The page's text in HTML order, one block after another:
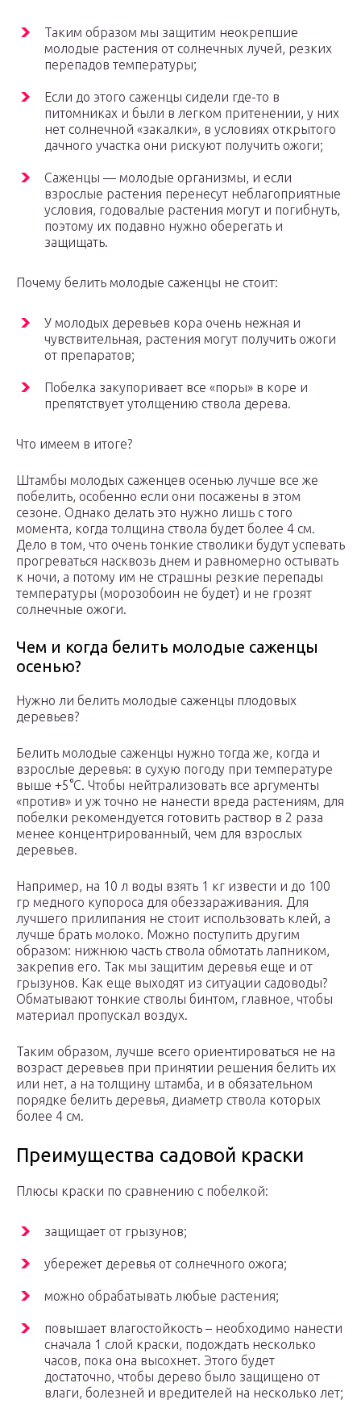
Таким образом мы защитим неокрепшие
молодые растения от солнечных лучей, резких
перепадов температуры;
Если до этого саженцы сидели где-то в
питомниках и были в легком притенении, у них
нет солнечной «закалки», в условиях открытого
дачного участка они рискуют получить ожоги;
Саженцы — молодые организмы, и если
взрослые растения перенесут неблагоприятные
условия, годовалые растения могут и погибнуть,
поэтому их подавно нужно оберегать и
защищать.
Почему белить молодые саженцы не стоит:
У молодых деревьев кора очень нежная и
чувствительная, растения могут получить ожоги
от препаратов;
Побелка закупоривает все «поры» в коре и
препятствует утолщению ствола дерева.
Что имеем в итоге?
Штамбы молодых саженцев осенью лучше все же
побелить, особенно если они посажены в этом
сезоне. Однако делать это нужно лишь с того
момента, когда толщина ствола будет более 4 см.
Дело в том, что очень тонкие стволики будут успевать
прогреваться насквозь днем и равномерно остывать
к ночи, а потому им не страшны резкие перепады
температуры (морозобоин не будет) и не грозят
солнечные ожоги.
Чем и когда белить молодые саженцы
осенью?
Нужно ли белить молодые саженцы плодовых
деревьев?
Белить молодые саженцы нужно тогда же, когда и
взрослые деревья: в сухую погоду при температуре
выше +5°С. Чтобы нейтрализовать все аргументы
«против» и уж точно не нанести вреда растениям, для
побелки рекомендуется готовить раствор в 2 раза
менее концентрированный, чем для взрослых
деревьев.
Например, на 10 л воды взять 1 кг извести и до 100
гр медного купороса для обеззараживания. Для
лучшего прилипания не стоит использовать клей, а
лучше брать молоко. Можно поступить другим
образом: нижнюю часть ствола обмотать лапником,
закрепив его. Так мы защитим деревья еще и от
грызунов. Как еще выходят из ситуации садоводы?
Обматывают тонкие стволы бинтом, главное, чтобы
материал пропускал воздух.
Таким образом, лучше всего ориентироваться не на
возраст деревьев при принятии решения белить их
или нет, а на толщину штамба, и в обязательном
порядке белить деревья, диаметр ствола которых
более 4 см.
Преимущества садовой краски
Плюсы краски по сравнению с побелкой:
защищает от грызунов;
убережет деревья от солнечного ожога;
можно обрабатывать любые растения;
повышает влагостойкость – необходимо нанести
сначала 1 слой краски, подождать несколько
часов, пока она высохнет. Этого будет
достаточно, чтобы дерево было защищено от
влаги, болезней и вредителей на несколько лет;